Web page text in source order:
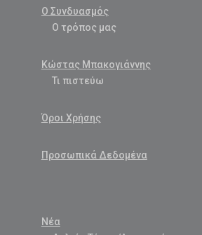
Ο Συνδυασμός
Ο τρόπος μας
Κώστας Μπακογιάννης
Τι πιστεύω
Όροι Χρήσης
Προσωπικά Δεδομένα
Νέα